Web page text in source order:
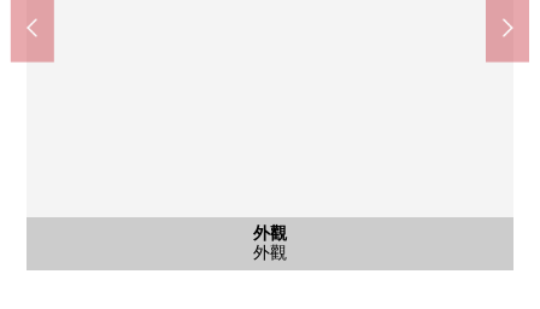
外觀
外觀
外觀
外觀
外觀
外觀
風景
風景
puresse田園調布商店(約380m)